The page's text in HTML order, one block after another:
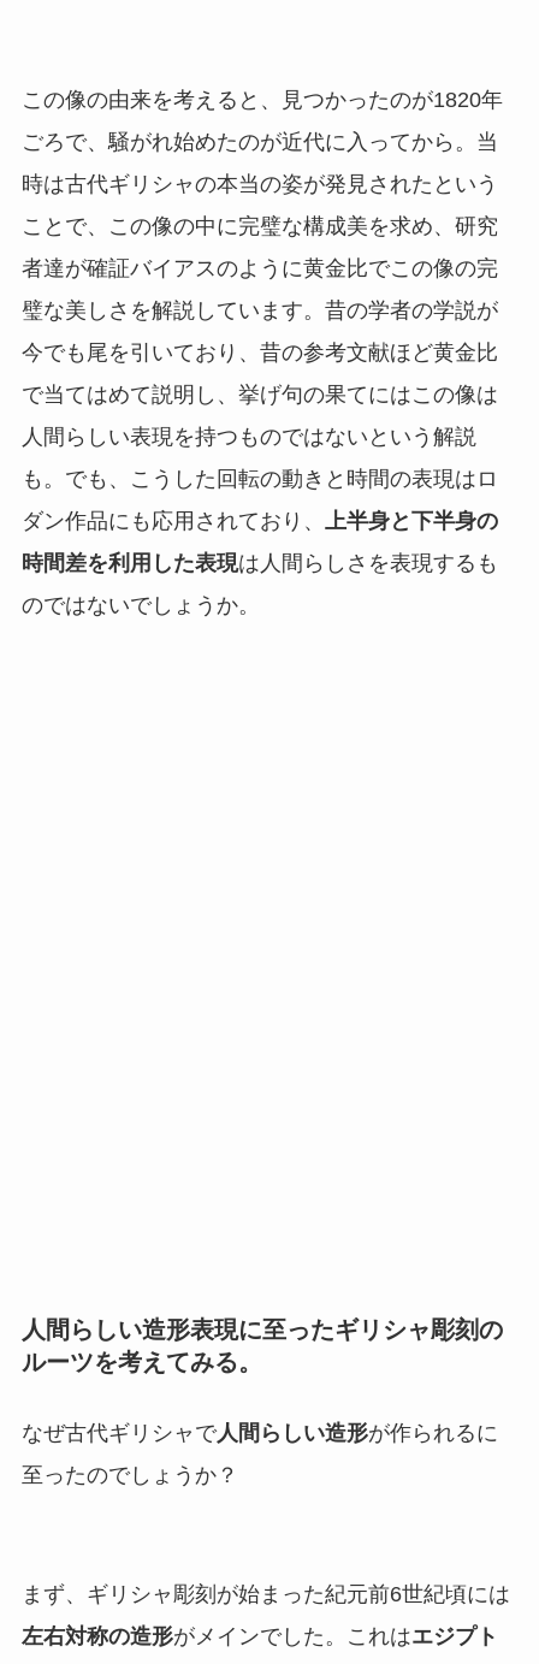
この像の由来を考えると、見つかったのが1820年
ごろで、騒がれ始めたのが近代に入ってから。当
時は古代ギリシャの本当の姿が発見されたという
ことで、この像の中に完璧な構成美を求め、研究
者達が確証バイアスのように黄金比でこの像の完
璧な美しさを解説しています。昔の学者の学説が
今でも尾を引いており、昔の参考文献ほど黄金比
で当てはめて説明し、挙げ句の果てにはこの像は
人間らしい表現を持つものではないという解説
も。でも、こうした回転の動きと時間の表現はロ
ダン作品にも応用されており、
上半身と下半身の
時間差を利用した表現は人間らしさを表現するも
のではないでしょうか。
人間らしい造形表現に至ったギリシャ彫刻の
ルーツを考えてみる。
なぜ古代ギリシャで人間らしい造形が作られるに
至ったのでしょうか？
まず、ギリシャ彫刻が始まった紀元前6世紀頃には
左右対称の造形がメインでした。これはエジプト